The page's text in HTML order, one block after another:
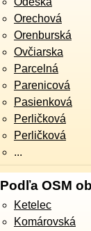
Orechová
Orenburská
Ovčiarska
Parcelná
Parenicová
Pasienková
Perličková
Perličková
...
Podľa OSM
Ketelec
Komárovská